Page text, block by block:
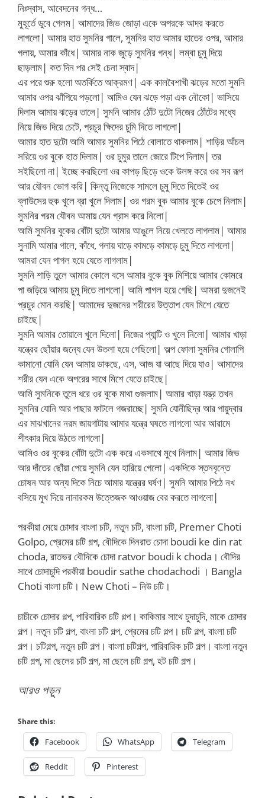
নিঃস্বাস, আবেদনের গন্ধ…
মুহূর্তে ডুবে গেলম| আমাদের জিভ জোড়া একে অপরকে আদর করতে
লাগলো| আমার হাত সুমনির গালে, সুমনির হাত আমার হাতের ওপর, আমার
গলায়, আমার কাঁধে| আমার নাক জুড়ে সুমনির গন্ধ| লম্বা চুমু দিয়ে
ছাড়লাম| কত দিন পর সেই চেনা স্বাদ|
এর পরে শুরু হলো অতর্কিতে আক্রমণ| এক কালবৈশাখী ঝড়ের মতো সুমনি
আমার ওপর ঝাঁপিয়ে পড়লো| আমিও যেন ঝড়ে পড়া এক নৌকো| ভাসিয়ে
দিলাম আমায় ঝড়ের তালে| সুমনি আমার ঠোঁট দুটো নিজের ঠোঁটের মধ্যে
নিয়ে জিভ দিয়ে চেটে, প্রচুর ক্ষিদের চুমি দিতে লাগলো|
আমার হাত দুটো আমি আমার সুমনির পিঠে বোলাতে থাকলাম| শাড়ির আঁচল
সরিয়ে ওর বুকে হাত দিলাম| ওর চুমুর তালে জোরে টিপে দিলাম| তর
সইছিলো না| ইচ্ছে করছিলো ওর কাপড় ছিড়ে ওকে উলঙ্গ করে ওর সব রূপ
আর যৌবন ভোগ করি| কিন্তু নিজেকে সামলে চুমু দিতে দিতেই ওর
ব্লাউসের হুক খুলে ব্রা খুলে দিলাম| ওর গরম বুক আমার বুকে চেপে নিলাম|
সুমনির গরম যৌবন আমায় যেন গ্রাস করে নিলো|
আমি সুমনির বুকের বোঁটা দুটো আমার আঙুলে নিয়ে খেলতে লাগলাম| আমার
সুনামি আমার গালে, কাঁধে, গলায় ঘাড়ে কামড়ে কামড়ে চুমু দিতে লাগলো|
আমরা যেন পাগল হয়ে যেতে লাগলাম|
সুমনি শাড়ি তুলে আমার কোলে বসে আমার বুকে বুক মিশিয়ে আমার কোমরে
পা জড়িয়ে আমায় চুমু দিতে লাগলো| আমি পাগল হয়ে গেছি| আমরা দুজনেই
প্রচুর মোন করছি| আমাদের দুজনের শরীরের উত্তাপ যেন মিশে যেতে
চাইছে|
সুমনি আমার তোয়ালে খুলে দিলো| নিজের প্যান্টি ও খুলে নিলো| আমার খাড়া
যন্ত্রের ছোঁয়ার জন্যে যেন উতলা হয়ে গেছিলো| অল্প ফোলা সুমনির গোলাপি
কামানো যোনি যেন আমায় ডাকছে, এস, আজ যা আছে দিয়ে যাও| আমাদের
শরীর যেন একে অপরের সাথে মিশে যেতে চাইছে|
আমি সুমনিকে তুলে ধরে ওর বুকে মাথা গুজলাম| আমার খাড়া যন্ত্র তখন
সুমনির যোনি আর পাছার ফাটলে গজরাচ্ছে| সুমনি যোনীছিদ্র আর পায়ুদ্বার
এর মাঝখানের নরম জায়গাটায় আমার যন্ত্রে ঘষতে লাগলো আর আরামে
শীৎকার দিয়ে উঠতে লাগলো|
আমিও ওর বুকের বোঁটা দুটো এক করে একসাথে মুখে নিলাম| আমার জিভ
আর দাঁতের ছোঁয়া পেয়ে সুমনি যেন হারিয়ে গেলো| একদিকে স্তনবৃন্তে
চোষন আর অন্য দিকে নিচে আমার যন্ত্রের ঘর্ষণ| সুমনি আমার পিঠে নখ
বসিয়ে মুখ দিয়ে নানারকম উত্তেজক আওয়াজ বের করতে লাগলো|
পরকীয়া মেয়ে চোদার বাংলা চটি, নতুন চটি, বাংলা চটি, Premer Choti
Golpo, প্রেমের চটি গল্প, বৌদিকে দিনরাত চোদা boudi ke din rat
choda, রাতভর বৌদিকে চোদা ratvor boudi k choda। বৌদির
সাথে চোদাচুদি পরকীয়া boudir sathe chodachodi । Bangla
Choti বাংলা চটি। New Choti – নিউ চটি।
চাচীকে চোদার গল্প, পারিবারিক চটি গল্প। কাকিমার সাথে চুদাচুদি, মাকে চোদার
গল্প। নতুন চটি গল্প, বাংলা চটি গল্প, প্রেমের চটি গল্প। চটি গল্প, বাংলা চটি
গল্প। চটিগল্প, নতুন চটি গল্প। বাংলা চটিগল্প, পারিবারিক চটি গল্প। বাংলা নতুন
চটি গল্প, মা ছেলের চটি গল্প, মা ছেলে চটি গল্প, হট চটি গল্প।
আরও পড়ুন
Share this:
Facebook WhatsApp Telegram
Reddit Pinterest